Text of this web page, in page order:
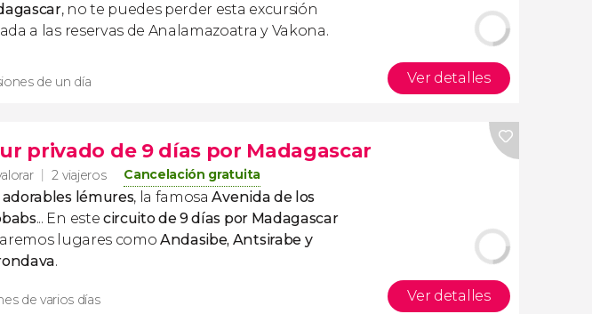
, no te puedes perder esta excursión
a las reservas de Analamazoatra y Vakona.
de un día Ver detalles
privado de 9 días por Madagascar
2 viajeros Cancelación gratuita
adorables lémures, la famosaAvenida de los
... En este circuito de 9 días por Madagascar
lugares como Andasibe, Antsirabe y
.
de varios días Ver detalles